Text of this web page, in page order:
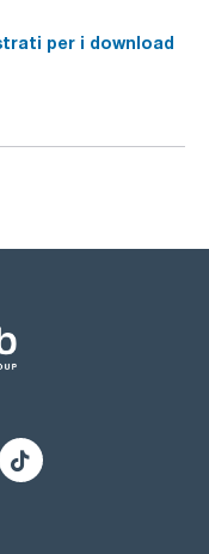
per i download